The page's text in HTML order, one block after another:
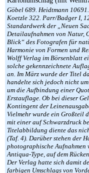
Göbel 689. Heidtmann
Koetzle 322. Parr/Badger I,
Standardwerk der „Neuen
Detailaufnahmen von Natur,
Blick“ des Fotografen für
Harmonie von Formen und
Wolff Verlag im Börsenblatt
solche gekennzeichnete
an. Im März wurde der Titel
handelte sich jedoch nicht
um die Aufbindung einer
Erstauflage. Ob bei dieser
Kontingent der
Vielmehr wurde ein Großteil
mit einer auf Schwarzdruck
Titelabbildung diente das
(Taf. 4). Darüber stehen der
photographische Aufnahmen
Antiqua-Type, auf dem
Der Verlag hatte sich damit
farbigen Umschlags von